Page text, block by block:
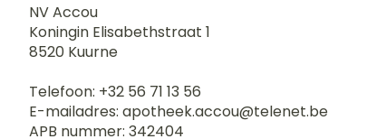
NV Accou
Koningin Elisabethstraat 1
8520 Kuurne
Telefoon: +32 56 71 13 56
E-mailadres: apotheek.accou@telenet.be
APB nummer: 342404